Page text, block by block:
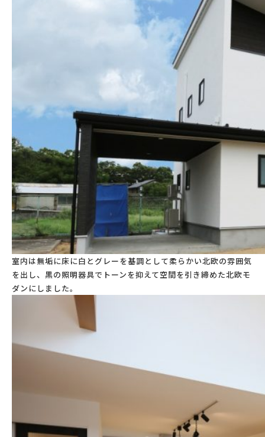
室内は無垢に床に白とグレーを基調として柔らかい北欧の雰囲気
を出し、黒の照明器具でトーンを抑えて空間を引き締めた北欧モ
ダンにしました。